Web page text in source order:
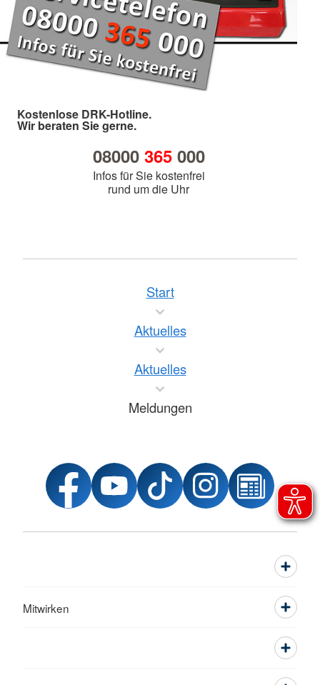
Kostenlose DRK-Hotline.
Wir beraten Sie gerne.
08000 365000
Infos für Sie kostenfrei
rund um die Uhr
Start
Aktuelles
Aktuelles
Meldungen
Mitwirken